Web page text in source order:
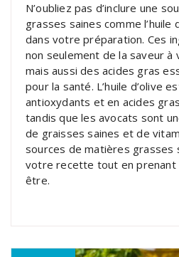
N’oubliez pas d’inclure une
grasses saines comme l’huile
dans votre préparation. Ces
non seulement de la saveur
mais aussi des acides gras
pour la santé. L’huile d’olive
antioxydants et en acides
tandis que les avocats sont
de graisses saines et de
sources de matières grasses
votre recette tout en prenant
être.